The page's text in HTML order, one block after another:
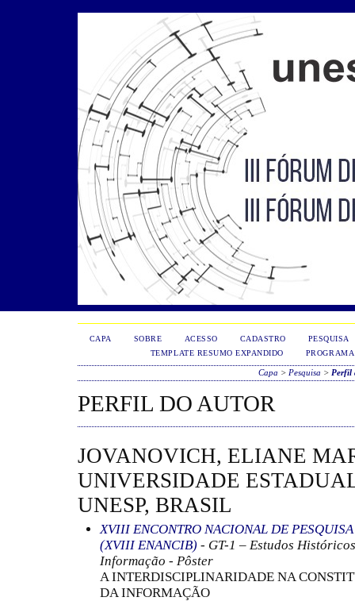
CAPA SOBRE ACESSO CADASTRO
PESQUISA
TEMPLATE RESUMO EXPANDIDO
PROGRAMA
Capa > Pesquisa > Perfil
PERFIL DO AUTOR
JOVANOVICH, ELIANE
UNIVERSIDADE
UNESP, BRASIL
XVIII ENCONTRO NACIONAL DE
(XVIII ENANCIB) - GT-1 – Estudos
Informação - Pôster
A INTERDISCIPLINARIDADE NA
DA INFORMAÇÃO